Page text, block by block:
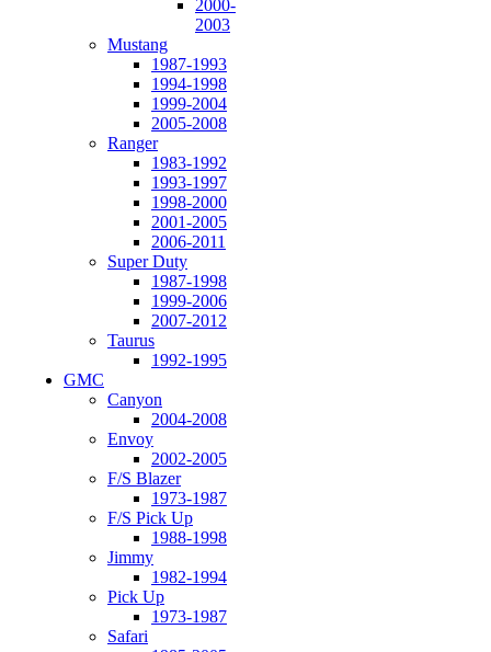
2000-
2003
Mustang
1987-1993
1994-1998
1999-2004
2005-2008
Ranger
1983-1992
1993-1997
1998-2000
2001-2005
2006-2011
Super Duty
1987-1998
1999-2006
2007-2012
Taurus
1992-1995
GMC
Canyon
2004-2008
Envoy
2002-2005
F/S Blazer
1973-1987
F/S Pick Up
1988-1998
Jimmy
1982-1994
Pick Up
1973-1987
Safari